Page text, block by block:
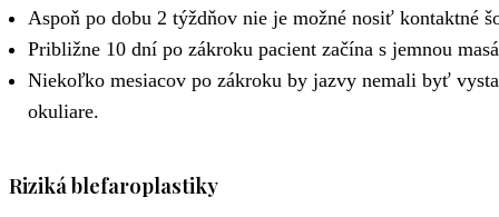
Aspoň po dobu 2 týždňov nie je možné nosiť kontaktné
Približne 10 dní po zákroku pacient začína s jemnou
Niekoľko mesiacov po zákroku by jazvy nemali byť
okuliare.
Riziká blefaroplastiky